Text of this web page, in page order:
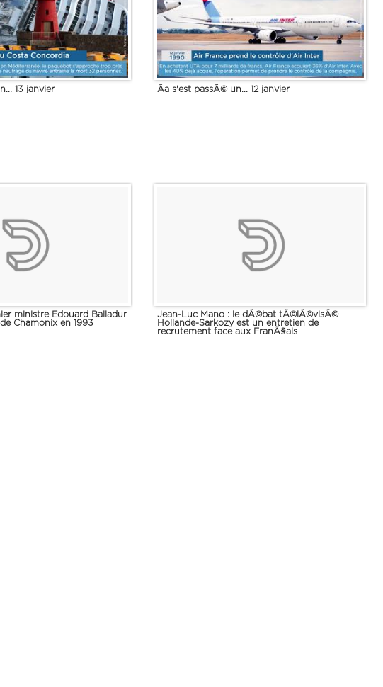
13 janvier Ãa s'est passÃ© un... 12 janvier
ministre Edouard Balladur
Chamonix en 1993
Jean-Luc Mano : le dÃ©bat tÃ©lÃ©visÃ©
Hollande-Sarkozy est un entretien de
recrutement face aux FranÃ§ais